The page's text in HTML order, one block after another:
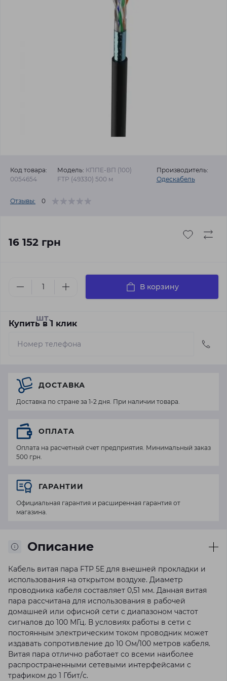
Код товара:
0054654
Модель: КППЕ-ВП (100)
FTP (49330) 500 м
Производитель:
Одескабель
Отзывы: 0
16 152 грн
шт.
В корзину
Купить в 1 клик
Описание
Кабель витая пара FTP 5Е для внешней прокладки и
использования на открытом воздухе. Диаметр
проводника кабеля составляет 0,51 мм. Данная витая
пара рассчитана для использования в рабочей
домашней или офисной сети с диапазоном частот
сигналов до 100 МГц. В условиях работы в сети с
постоянным электрическим током проводник может
издавать сопротивление до 10 Ом/100 метров кабеля.
Витая пара отлично работает со всеми наиболее
распространенными сетевыми интерфейсами с
трафиком до 1 Гбит/с.
ДОСТАВКА
Доставка по стране за 1-2 дня. При наличии товара.
ОПЛАТА
Оплата на расчетный счет предприятия. Минимальный заказ
500 грн.
ГАРАНТИИ
Официальная гарантия и расширенная гарантия от
магазина.